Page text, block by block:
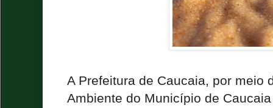
A Prefeitura de Caucaia, por meio
Ambiente do Município de